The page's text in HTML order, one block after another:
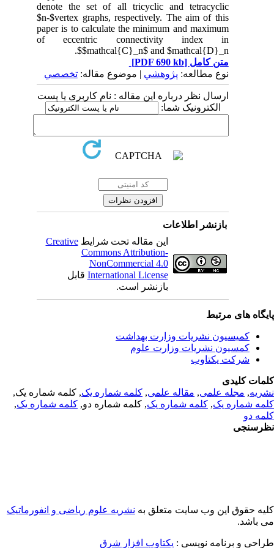
denote the set of all tricyclic and tetracyclic
$n-$vertex graphs, respectively. The aim of this
paper is to calculate the minimum and maximum
of eccentric connectivity index in
$mathcal{C}_n$ and $mathcal{D}_n$.
متن کامل[PDF 690 kb]
نوع مطالعه:پژوهشي| موضوع مقاله:تخصصي
ارسال نظر درباره این مقاله : نام کاربری یا پست
الکترونیک شما:
بازنشر اطلاعات
این مقاله تحت شرایطCreative
Commons Attribution-
NonCommercial 4.0
International Licenseقابل
بازنشر است.
های مرتبط
کمیسیون نشریات وزارت بهداشت
کمسیون نشریات وزارت علوم
شرکت یکتاوب
کلیدی
,مجله علمی, مقاله علمی, کلمه شماره یک, کلمه شماره یک,
شماره یک,کلمه شماره یک, کلمه شماره دو,کلمه شماره یک,
دو
حقوق این وب سایت متعلق بهنشریه علوم ریاضی و انفورماتیک
باشد.
و برنامه نویسی : یکتاوب افزار شرق